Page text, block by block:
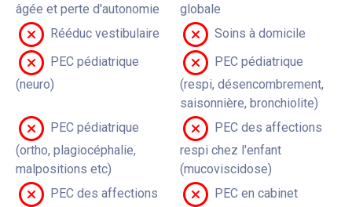
âgée et perte d'autonomie
globale
Rééduc vestibulaire
Soins à domicile
PEC pédiatrique
(neuro)
PEC pédiatrique
(respi, désencombrement,
saisonnière, bronchiolite)
PEC pédiatrique
(ortho, plagiocéphalie,
malpositions etc)
PEC des affections
respi chez l'enfant
(mucoviscidose)
PEC des affections
PEC en cabinet